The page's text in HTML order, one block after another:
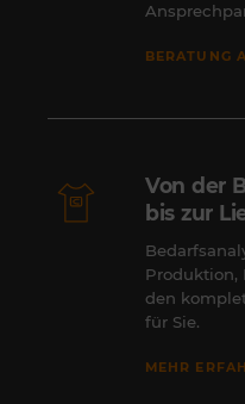
BERATUNG
Von der
bis zur
den
für Sie.
MEHR